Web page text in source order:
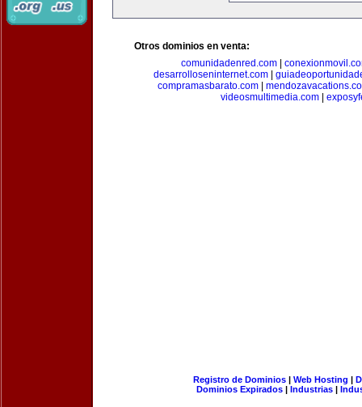
Otros dominios en venta:
comunidadenred.com|
desarrolloseninternet.com
compramasbarato.com|
videosmultimedia.com
Registro de Dominios| Web Hosting |
Dominios Expirados | Industrias |